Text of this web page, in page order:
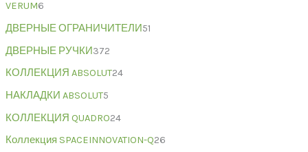
VERUM6
ДВЕРНЫЕ ОГРАНИЧИТЕЛИ51
ДВЕРНЫЕ РУЧКИ372
КОЛЛЕКЦИЯ ABSOLUT24
НАКЛАДКИ ABSOLUT5
КОЛЛЕКЦИЯ QUADRO24
Коллекция SPACEINNOVATION-Q26